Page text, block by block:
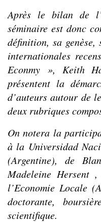
Après le bilan de
séminaire est donc
définition, sa genèse,
internationales
Econmy », Keith
présentent la
d’auteurs autour de
deux rubriques
On notera la
à la Universidad
(Argentine), de
Madeleine Hersent ,
l’Economie Locale
doctorante,
scientifique.